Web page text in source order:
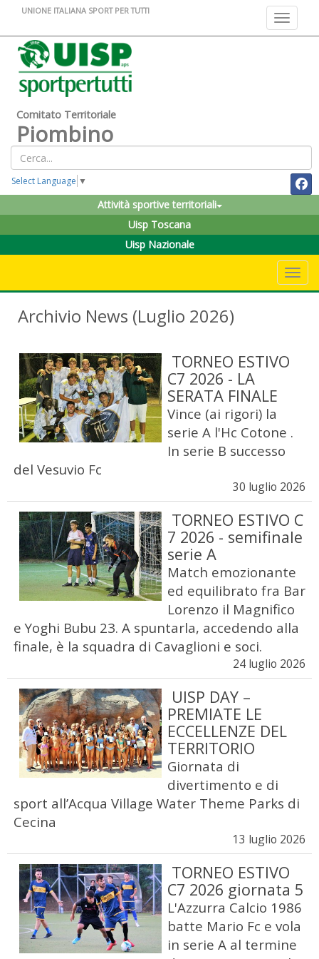
Toggle
UNIONE ITALIANA SPORT PER TUTTI
Comitato Territoriale
Piombino
Select Language ▼
Attività sportive territoriali
Uisp Toscana
Uisp Nazionale
Archivio News (Luglio 2026)
TORNEO ESTIVO
C7 2026 - LA
SERATA FINALE
Vince (ai rigori) la
serie A l'Hc Cotone .
In serie B successo
del Vesuvio Fc
30 luglio 2026
TORNEO ESTIVO C
7 2026 - semifinale
serie A
Match emozionante
ed equilibrato fra Bar
Lorenzo il Magnifico
e Yoghi Bubu 23. A spuntarla, accedendo alla
finale, è la squadra di Cavaglioni e soci.
24 luglio 2026
UISP DAY –
PREMIATE LE
ECCELLENZE DEL
TERRITORIO
Giornata di
divertimento e di
sport all’Acqua Village Water Theme Parks di
Cecina
13 luglio 2026
TORNEO ESTIVO
C7 2026 giornata 5
L'Azzurra Calcio 1986
batte Mario Fc e vola
in serie A al termine